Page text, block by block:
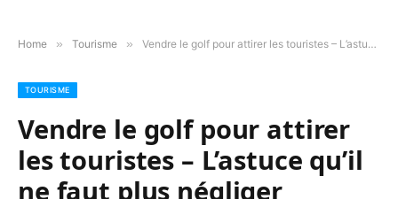
Home » Tourisme » Vendre le golf pour attirer les touristes – L’astuce qu’il ne faut plus négliger
TOURISME
Vendre le golf pour attirer
les touristes – L’astuce qu’il
ne faut plus négliger